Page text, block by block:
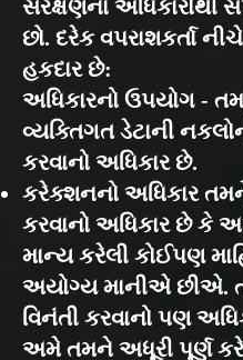
સંરક્ષણના અધિકારોથી
છો. દરેક વપરાશકર્તા
હકદાર છે:
અધિકારનો ઉપયોગ -
વ્યક્તિગત ડેટાની
કરવાનો અધિકાર છે.
કરેક્શનનો અધિકાર
કરવાનો અધિકાર છે કે
માન્ય કરેલી કોઈપણ
અયોગ્ય માનીએ છીએ.
વિનંતી કરવાનો પણ
અમે તમને અધૂરી પૂર્ણ